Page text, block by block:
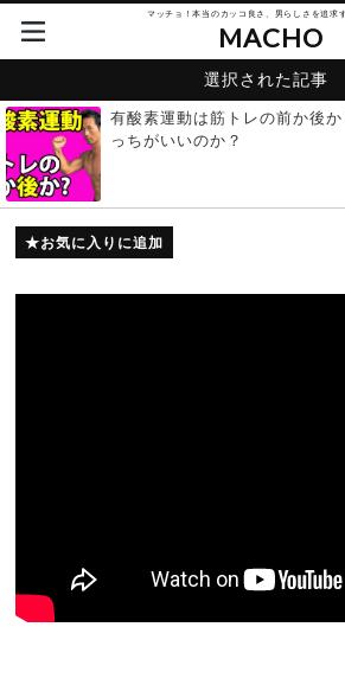
マッチョ！本当のカッコ良さ、男らしさを追求
MACHO
選択された記事
有酸素運動は筋トレの前か後
っちがいいのか？
お気に入りに追加